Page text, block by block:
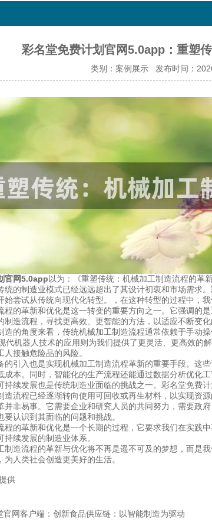
彩名堂免费计划官网5.0app：重塑
类别：案例展示 发布时间：
官网5.0app以为：《重塑传统：机械加工制造流程的革新
统的制造业模式已经远远超出了其设计初衷和市场需求。
始尝试从传统向现代化转型。，在这种转型的过程中，
程的革新和优化是这一转变的重要方向之一。它强调的
制造流程，寻找更高效、更智能的方法，以适应不断变化
造的角度来看，传统机械加工制造流程通常依赖于手动
代机器人技术的应用则为我们提供了更灵活、更高效的
接触危险品的风险。
的引入也是实现机械加工制造流程革新的重要手段。这
成本。同时，智能化的生产流程还能通过数据分析优化工
持续发展也是传统制造业面临的挑战之一。彩名堂免费
造流程已经逐渐转向使用可回收或再生材料，以实现资源
并非易事。它需要企业和研究人员的共同努力，需要政
要认识到其面临的问题和挑战。
程的革新和优化是一个长期的过程，它要求我们在实践
持续发展的制造业体系。
制造流程的革新与优化将不再是遥不可及的梦想，而是
为人类社会创造更美好的生活。
供
官网客户端：创新食品供应链：以智能制造为驱动